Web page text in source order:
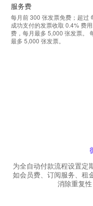
服务费
每月前 300 张发票免费；超过
成功支付的发票收取 0.4% 费用
费，每月最多 5,000 张发票。
最多 5,000 张发票。
为全自动付款流程设置定
如会员费、订阅服务、租
消除重复性